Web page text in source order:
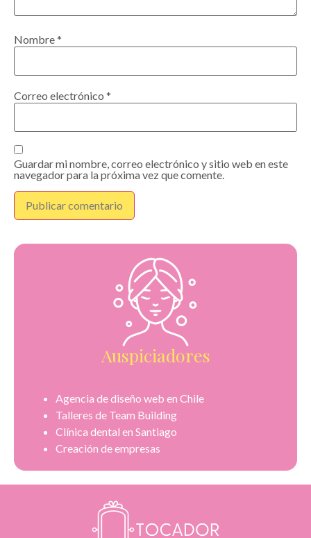
Nombre*
Correo electrónico *
Guardar mi nombre, correo electrónico y sitio web en este
navegador para la próxima vez que comente.
Auspiciadores
Agencia de diseño web en Chile
Talleres de Team Building
Clínica dental en Santiago
Creación de empresas